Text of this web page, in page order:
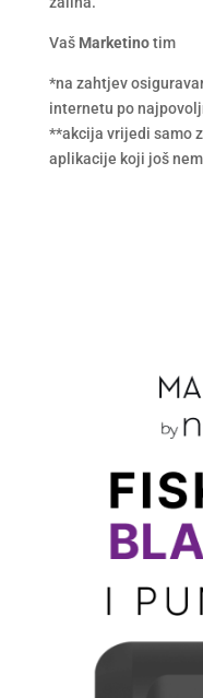
Vaš Marketinotim
*na zahtjev
internetu po
**akcija vrijedi samo
aplikacije koji još